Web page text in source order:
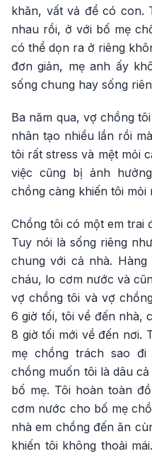
khăn, vất vả để có con.
nhau rồi, ở với bố mẹ
có thể dọn ra ở riêng
đơn giản, mẹ anh ấy
sống chung hay sống
Ba năm qua, vợ chồng
nhân tạo nhiều lần rồi
tôi rất stress và mệt mỏi
việc cũng bị ảnh
chồng càng khiến tôi mỏi
Chồng tôi có một em trai
Tuy nói là sống riêng
chung với cả nhà.
cháu, lo cơm nước và
vợ chồng tôi và vợ
6 giờ tối, tôi về đến nhà,
8 giờ tối mới về đến nơi.
mẹ chồng trách sao
chồng muốn tôi là dâu
bố mẹ. Tôi hoàn toàn
cơm nước cho bố mẹ
nhà em chồng đến ăn
khiến tôi không thoải